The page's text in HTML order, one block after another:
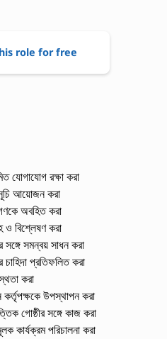
role for free
যোগাযোগ রক্ষা করা
আয়োজন করা
অবহিত করা
ও বিশ্লেষণ করা
সঙ্গে সমন্বয় সাধন করা
চাহিদা প্রতিফলিত করা
করা
উপস্থাপন করা
গোষ্ঠীর সঙ্গে কাজ করা
কার্যক্রম পরিচালনা করা